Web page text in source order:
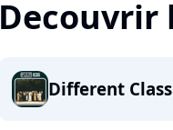
Decouvrir
Different Class